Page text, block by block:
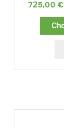
725,00 €